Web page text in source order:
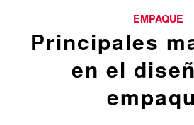
EMPAQUE
Principales
en el